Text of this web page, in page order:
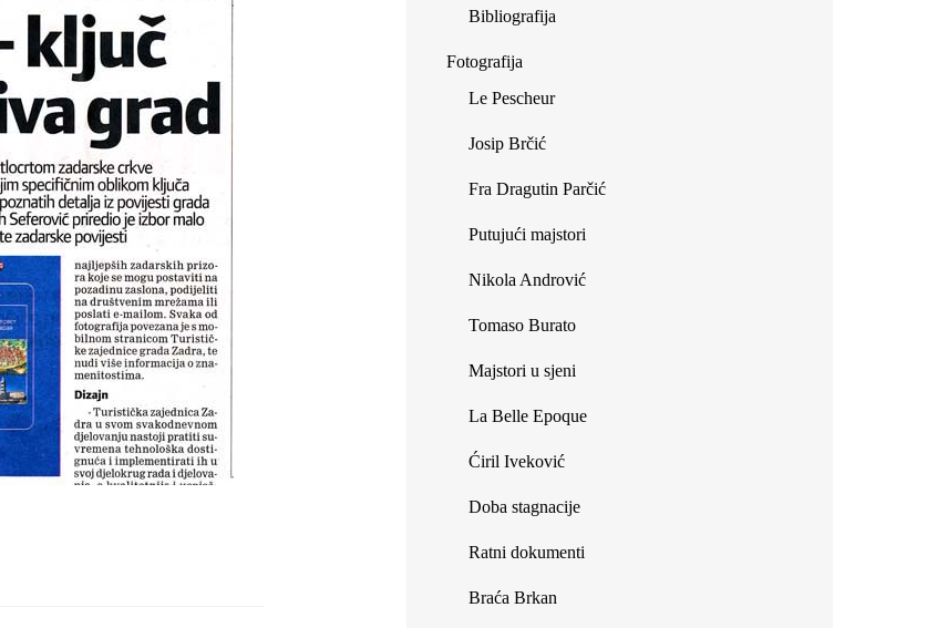
Bibliografija
Fotografija
Le Pescheur
Josip Brčić
Fra Dragutin Parčić
Putujući majstori
Nikola Andrović
Tomaso Burato
Majstori u sjeni
La Belle Epoque
Ćiril Iveković
Doba stagnacije
Ratni dokumenti
Braća Brkan